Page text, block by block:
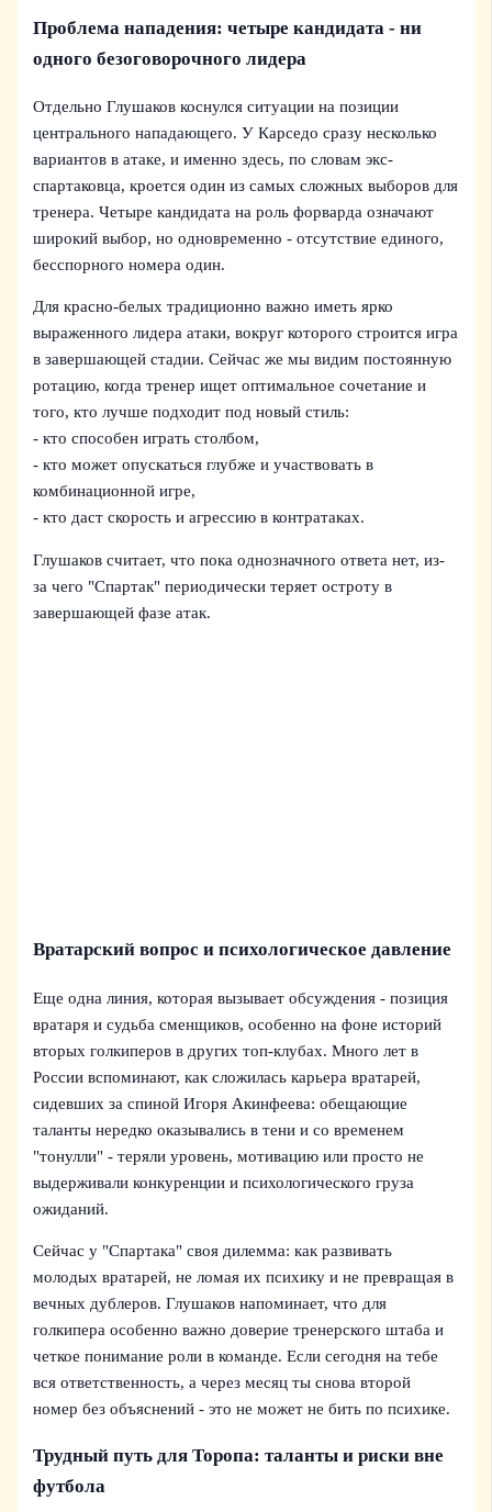
Проблема нападения: четыре кандидата - ни
одного безоговорочного лидера
Отдельно Глушаков коснулся ситуации на позиции
центрального нападающего. У Карседо сразу несколько
вариантов в атаке, и именно здесь, по словам экс-
спартаковца, кроется один из самых сложных выборов для
тренера. Четыре кандидата на роль форварда означают
широкий выбор, но одновременно - отсутствие единого,
бесспорного номера один.
Для красно-белых традиционно важно иметь ярко
выраженного лидера атаки, вокруг которого строится игра
в завершающей стадии. Сейчас же мы видим постоянную
ротацию, когда тренер ищет оптимальное сочетание и
того, кто лучше подходит под новый стиль:
- кто способен играть столбом,
- кто может опускаться глубже и участвовать в
комбинационной игре,
- кто даст скорость и агрессию в контратаках.
Глушаков считает, что пока однозначного ответа нет, из-
за чего "Спартак" периодически теряет остроту в
завершающей фазе атак.
Вратарский вопрос и психологическое давление
Еще одна линия, которая вызывает обсуждения - позиция
вратаря и судьба сменщиков, особенно на фоне историй
вторых голкиперов в других топ-клубах. Много лет в
России вспоминают, как сложилась карьера вратарей,
сидевших за спиной Игоря Акинфеева: обещающие
таланты нередко оказывались в тени и со временем
"тонулли" - теряли уровень, мотивацию или просто не
выдерживали конкуренции и психологического груза
ожиданий.
Сейчас у "Спартака" своя дилемма: как развивать
молодых вратарей, не ломая их психику и не превращая в
вечных дублеров. Глушаков напоминает, что для
голкипера особенно важно доверие тренерского штаба и
четкое понимание роли в команде. Если сегодня на тебе
вся ответственность, а через месяц ты снова второй
номер без объяснений - это не может не бить по психике.
Трудный путь для Торопа: таланты и риски вне
футбола